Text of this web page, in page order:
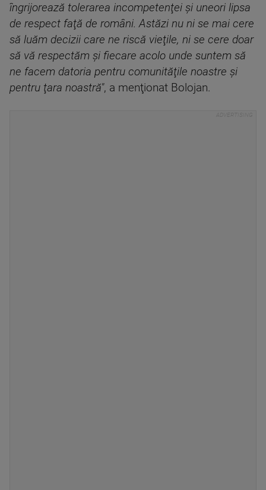
îngrijorează tolerarea incompetenţei şi uneori lipsa
de respect faţă de români. Astăzi nu ni se mai cere
să luăm decizii care ne riscă vieţile, ni se cere doar
să vă respectăm şi fiecare acolo unde suntem să
ne facem datoria pentru comunităţile noastre şi
pentru ţara noastră", a menţionat Bolojan.